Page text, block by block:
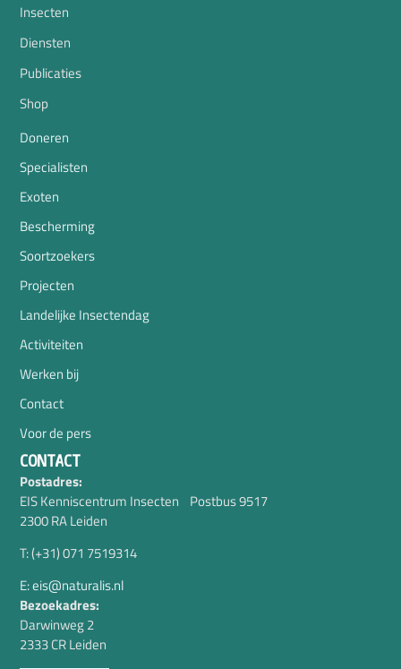
Insecten
Diensten
Publicaties
Shop
Doneren
Specialisten
Exoten
Bescherming
Soortzoekers
Projecten
Landelijke Insectendag
Activiteiten
Werken bij
Contact
Voor de pers
CONTACT
Postadres:
EIS Kenniscentrum Insecten Postbus 9517
2300 RA Leiden
T: (+31) 071 7519314
E: eis@naturalis.nl
Bezoekadres:
Darwinweg 2
2333 CR Leiden